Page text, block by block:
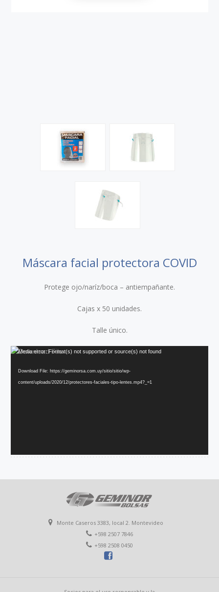
Máscara facial protectora COVID
Protege ojo/naríz/boca – antiempañante.
Cajas x 50 unidades.
Talle único.
Reproductor
vídeo
Media error: Format(s) not supported or source(s) not found
Download File: https://geminorsa.com.uy/sitio/sitio/wp-
content/uploads/2020/12/protectores-faciales-tipo-lentes.mp4?_=1
Monte Caseros 3383, local 2. Montevideo
+598 2507 7846
+598 2508 0450